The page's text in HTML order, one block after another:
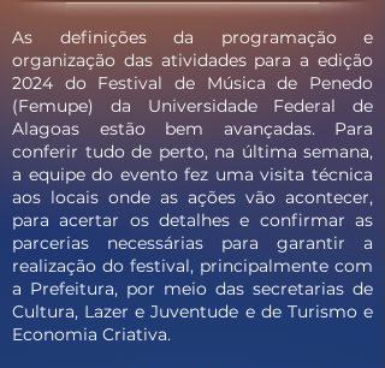
As definições da programação e
organização das atividades para a edição
2024 do Festival de Música de Penedo
(Femupe) da Universidade Federal de
Alagoas estão bem avançadas. Para
conferir tudo de perto, na última semana,
a equipe do evento fez uma visita técnica
aos locais onde as ações vão acontecer,
para acertar os detalhes e confirmar as
parcerias necessárias para garantir a
realização do festival, principalmente com
a Prefeitura, por meio das secretarias de
Cultura, Lazer e Juventude e de Turismo e
Economia Criativa.